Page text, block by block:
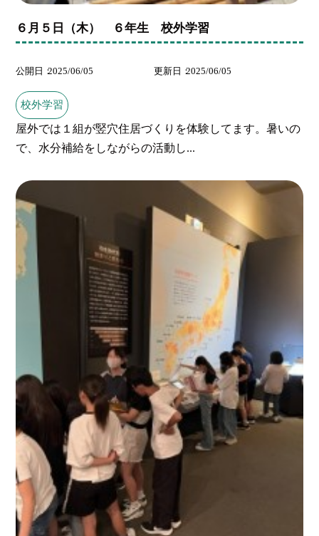
６月５日（木） ６年生 校外学習
公開日 2025/06/05 更新日 2025/06/05
校外学習
屋外では１組が竪穴住居づくりを体験してます。暑いの
で、水分補給をしながらの活動し...